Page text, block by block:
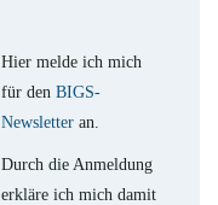
Hier melde ich mich
für den BIGS-
Newsletter an.
Durch die Anmeldung
erkläre ich mich damit